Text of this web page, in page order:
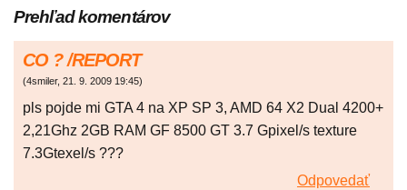
Prehľad komentárov
CO ? /REPORT
(4smiler, 21. 9. 2009 19:45)
pls pojde mi GTA 4 na XP SP 3, AMD 64 X2 Dual 4200+
2,21Ghz 2GB RAM GF 8500 GT 3.7 Gpixel/s texture
7.3Gtexel/s ???
Odpovedať